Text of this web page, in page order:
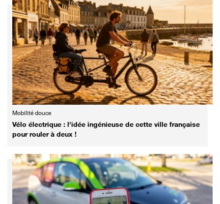
Mobilité douce
Vélo électrique : l'idée ingénieuse de cette ville française
pour rouler à deux !